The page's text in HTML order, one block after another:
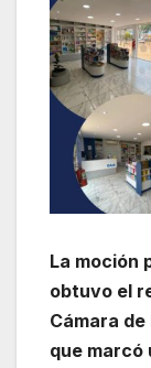
La moción
obtuvo el
Cámara
que marcó